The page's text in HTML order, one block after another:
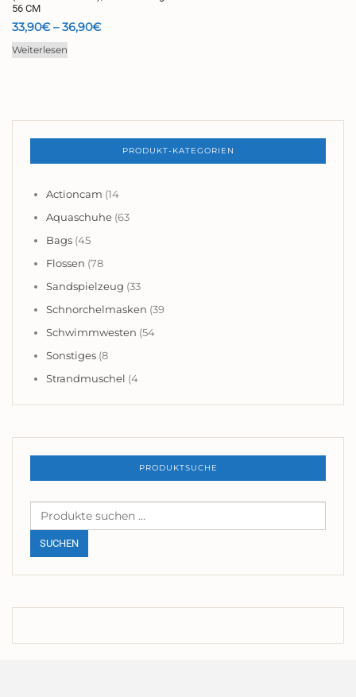
56 CM
33,90€ –36,90€Preisspanne:
Weiterlesen
PRODUKT-KATEGORIEN
Actioncam (14
Aquaschuhe (63
Bags (45
Flossen (78
Sandspielzeug (33
Schnorchelmasken (39
Schwimmwesten (54
Sonstiges (8
Strandmuschel (4
PRODUKTSUCHE
Suchen
nach:
SUCHEN